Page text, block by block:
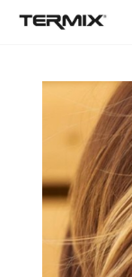
Skip